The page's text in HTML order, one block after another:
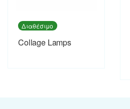
Διαθέσιμο
Collage Lamps